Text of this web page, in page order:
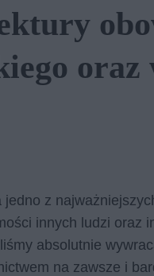
z
innych ludzi oraz
absolutnie
na zawsze i